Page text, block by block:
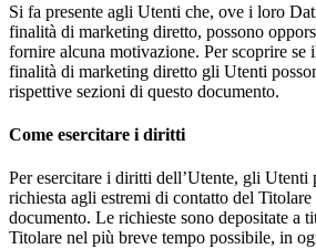
Si fa presente agli Utenti che, ove i loro
finalità di marketing diretto, possono
fornire alcuna motivazione. Per scoprire se
finalità di marketing diretto gli Utenti
rispettive sezioni di questo documento.
Come esercitare i diritti
Per esercitare i diritti dell’Utente, gli Utenti
richiesta agli estremi di contatto del
documento. Le richieste sono depositate a
Titolare nel più breve tempo possibile, in